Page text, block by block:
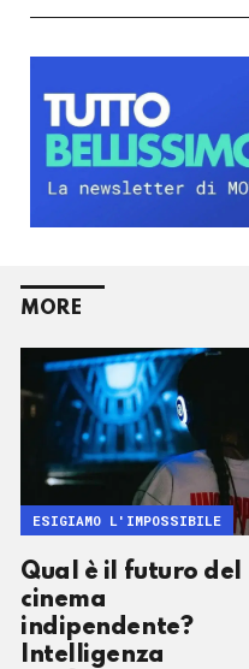
MORE
Qual è il futuro del
cinema
indipendente?
Intelligenza
ESIGIAMO L'IMPOSSIBILE